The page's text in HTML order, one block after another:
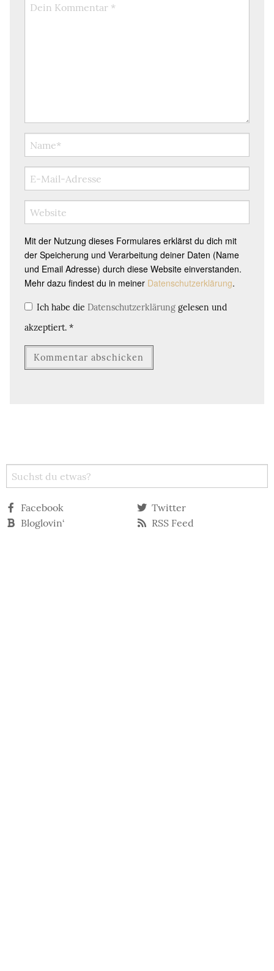
Mit der Nutzung dieses Formulares erklärst du dich mit
der Speicherung und Verarbeitung deiner Daten (Name
und Email Adresse) durch diese Website einverstanden.
Mehr dazu findest du in meiner Datenschutzerklärung.
Ich habe die Datenschutzerklärung gelesen und
akzeptiert. *
Facebook
Twitter
Bloglovin‘
RSS Feed